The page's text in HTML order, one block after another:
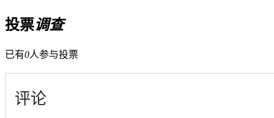
投票调查
已有0人参与投票
评论